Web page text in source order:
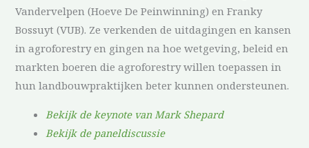
Vandervelpen (Hoeve De Peinwinning) en Franky
Bossuyt (VUB). Ze verkenden de uitdagingen en kansen
in agroforestry en gingen na hoe wetgeving, beleid en
markten boeren die agroforestry willen toepassen in
hun landbouwpraktijken beter kunnen ondersteunen.
Bekijk de keynote van Mark Shepard
Bekijk de paneldiscussie